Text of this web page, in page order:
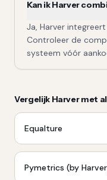
Kan ik Harver
Ja, Harver
Controleer de
systeem vóór
Vergelijk Harvermet
Equalture
Pymetrics (by